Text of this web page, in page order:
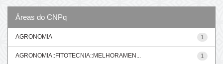
Áreas do CNPq
1
AGRONOMIA
1
AGRONOMIA::FITOTECNIA::MELHORAMEN...